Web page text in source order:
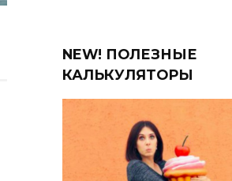
NEW! ПОЛЕЗНЫЕ
КАЛЬКУЛЯТОРЫ